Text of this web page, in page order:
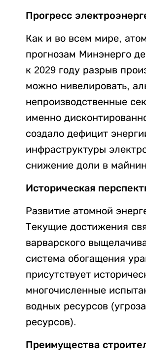
Прогресс
Как и во всем мире,
прогнозам Минэнерго
к 2029 году разрыв
можно нивелировать,
непроизводственные
именно
создало дефицит
инфраструктуры
снижение доли в
Историческая
Развитие атомной
Текущие достижения
варварского
система обогащения
присутствует
многочисленные
водных ресурсов
ресурсов).
Преимущества